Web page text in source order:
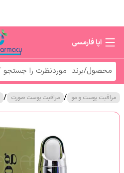
آپا فارمسی
مراقبت پوست و مو / مراقبت پوست صورت /